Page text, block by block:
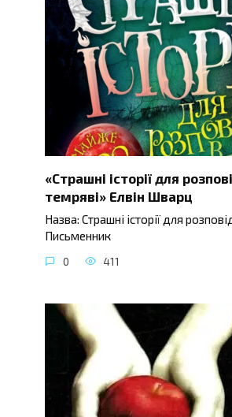
«Страшні історії для
темряві» Елвін Шварц
Назва: Страшні історії для
Письменник
0 411